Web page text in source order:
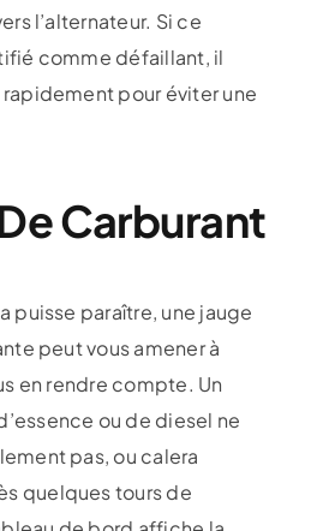
l’alternateur. Si ce
comme défaillant, il
pour éviter une
Carburant
puisse paraître, une jauge
peut vous amener à
en rendre compte. Un
ou de diesel ne
pas, ou calera
quelques tours de